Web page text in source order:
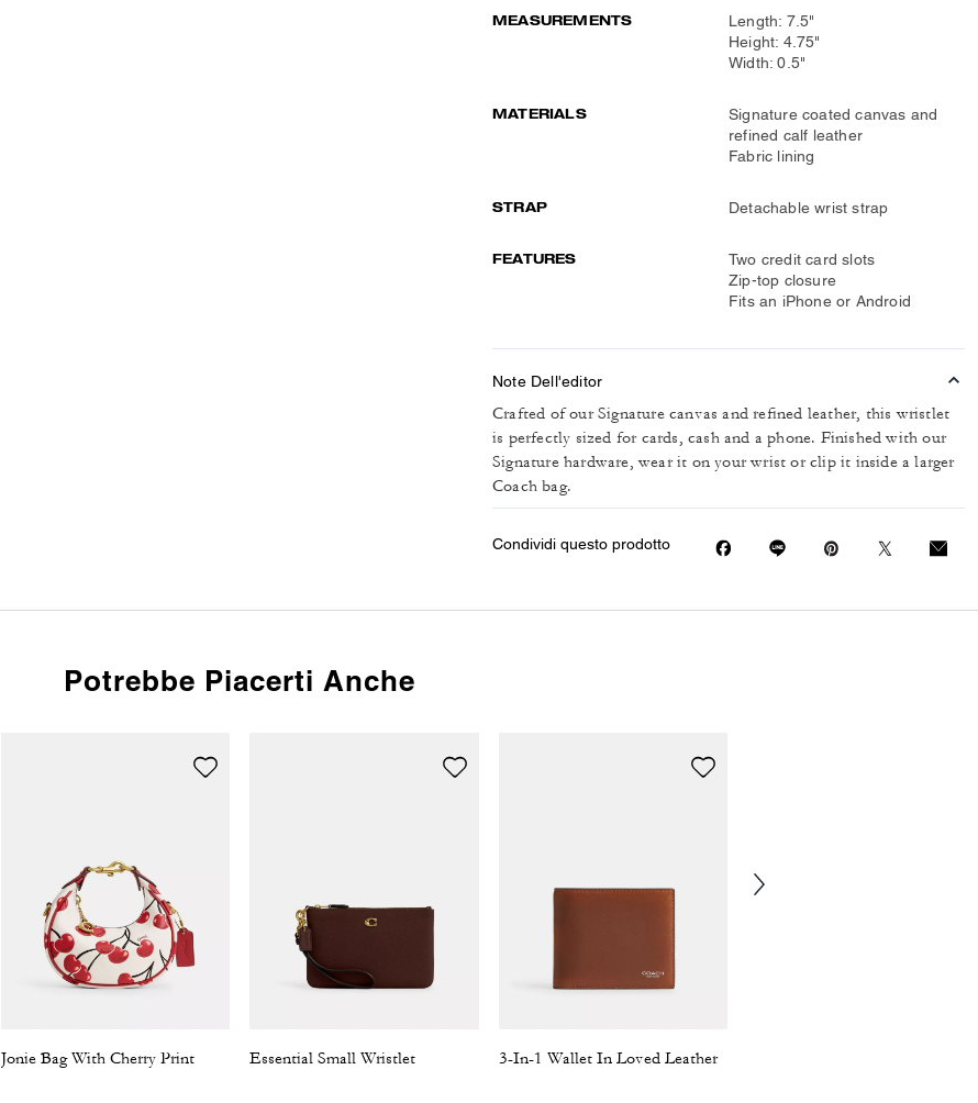
MEASUREMENTS
Length: 7.5"
Height: 4.75"
Width: 0.5"
MATERIALS
Signature coated canvas and
refined calf leather
Fabric lining
STRAP Detachable wrist strap
FEATURES
Two credit card slots
Zip-top closure
Fits an iPhone or Android
Note Dell'editor
Crafted of our Signature canvas and refined leather, this wristlet
is perfectly sized for cards, cash and a phone. Finished with our
Signature hardware, wear it on your wrist or clip it inside a larger
Coach bag.
Condividi questo prodotto
Potrebbe Piacerti Anche
Jonie Bag With Cherry Print Essential Small Wristlet 3-In-1 Wallet In Loved Leather